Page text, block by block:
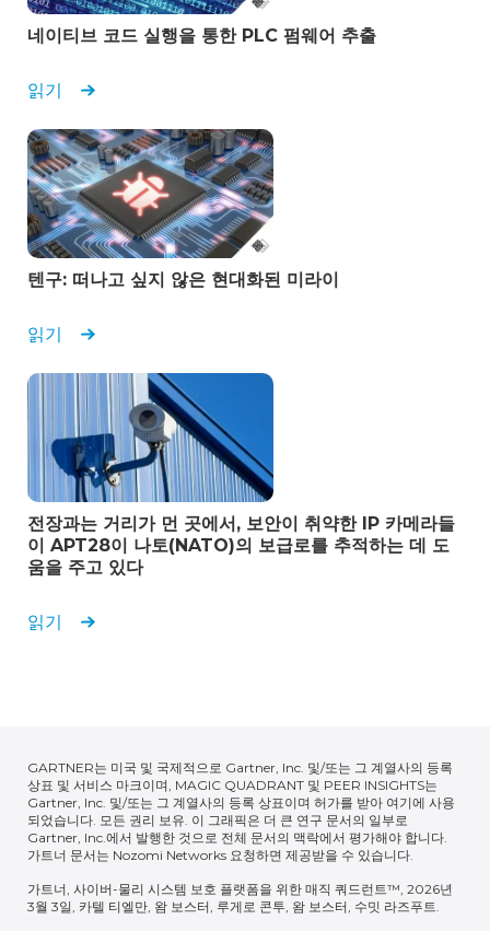
네이티브 코드 실행을 통한 PLC 펌웨어 추출
읽기
텐구: 떠나고 싶지 않은 현대화된 미라이
읽기
전장과는 거리가 먼 곳에서, 보안이 취약한 IP 카메라들
이 APT28이 나토(NATO)의 보급로를 추적하는 데 도
움을 주고 있다
읽기
GARTNER는 미국 및 국제적으로 Gartner, Inc. 및/또는 그 계열사의 등록
상표 및 서비스 마크이며, MAGIC QUADRANT 및 PEER INSIGHTS는
Gartner, Inc. 및/또는 그 계열사의 등록 상표이며 허가를 받아 여기에 사용
되었습니다. 모든 권리 보유. 이 그래픽은 더 큰 연구 문서의 일부로
Gartner, Inc.에서 발행한 것으로 전체 문서의 맥락에서 평가해야 합니다.
가트너 문서는 Nozomi Networks 요청하면 제공받을 수 있습니다.
가트너, 사이버-물리 시스템 보호 플랫폼을 위한 매직 쿼드런트™, 2026년
3월 3일, 카텔 티엘만, 왐 보스터, 루게로 콘투, 왐 보스터, 수밋 라즈푸트.